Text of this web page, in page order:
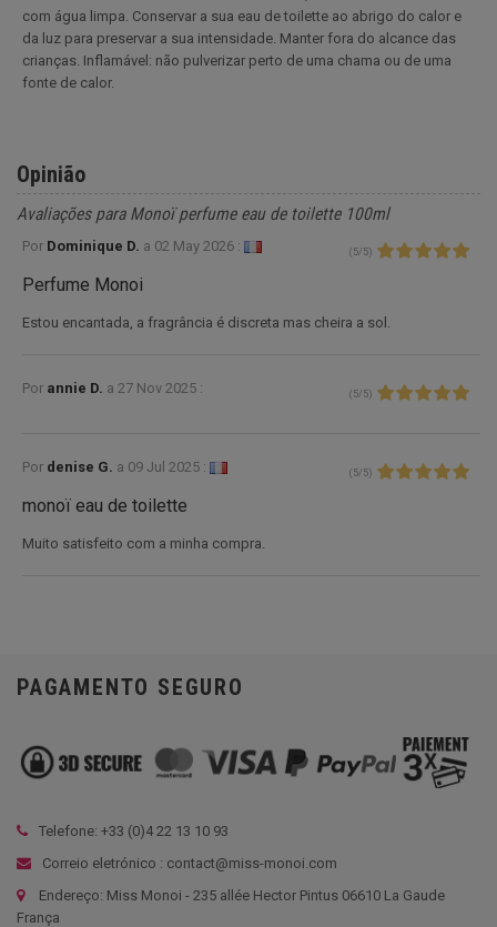
com água limpa. Conservar a sua eau de toilette ao abrigo do calor e
da luz para preservar a sua intensidade. Manter fora do alcance das
crianças. Inflamável: não pulverizar perto de uma chama ou de uma
fonte de calor.
Opinião
Avaliações para Monoï perfume eau de toilette 100ml
Por Dominique D. a 02 May 2026 : ( 5/ 5)
Perfume Monoi
Estou encantada, a fragrância é discreta mas cheira a sol.
Por annie D. a 27 Nov 2025 : ( 5/ 5)
Por denise G. a 09 Jul 2025 : ( 5/ 5)
monoï eau de toilette
Muito satisfeito com a minha compra.
PAGAMENTO SEGURO
Telefone: +33 (0)4 22 13 10 93
Correio eletrónico : contact@miss-monoi.com
Endereço: Miss Monoi - 235 allée Hector Pintus 06610 La Gaude
França